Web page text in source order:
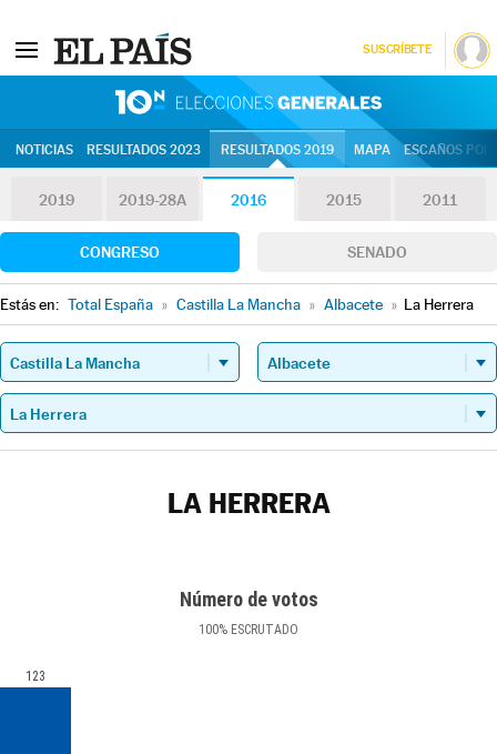
SUSCRÍBETE
NOTICIAS RESULTADOS 2023 RESULTADOS 2019 MAPA ESCAÑOS
2019 2019-28A 2016 2015 2011
CONGRESO SENADO
Estás en: Total España » Castilla La Mancha » Albacete » La Herrera
LA HERRERA
Número de votos
100% ESCRUTADO
123